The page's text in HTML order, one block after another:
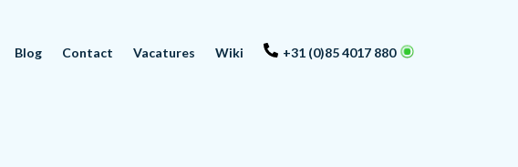
Blog Contact Vacatures Wiki +31 (0)85 4017 880